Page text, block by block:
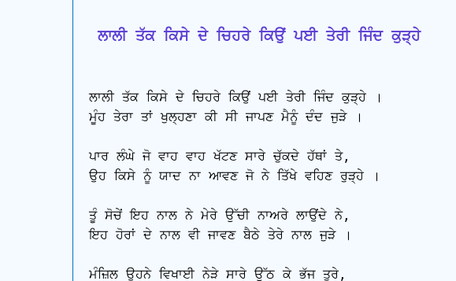
ਲਾਲੀ ਤੱਕ ਕਿਸੇ ਦੇ ਚਿਹਰੇ ਕਿਉਂ ਪਈ ਤੇਰੀ ਜਿੰਦ ਕੁੜ੍ਹੇ
ਲਾਲੀ ਤੱਕ ਕਿਸੇ ਦੇ ਚਿਹਰੇ ਕਿਉਂ ਪਈ ਤੇਰੀ ਜਿੰਦ ਕੁੜ੍ਹੇ ।
ਮੂੰਹ ਤੇਰਾ ਤਾਂ ਖੁਲ੍ਹਣਾ ਕੀ ਸੀ ਜਾਪਣ ਮੈਨੂੰ ਦੰਦ ਜੁੜੇ ।
ਪਾਰ ਲੰਘੇ ਜੋ ਵਾਹ ਵਾਹ ਖੱਟਣ ਸਾਰੇ ਚੁੱਕਦੇ ਹੱਥਾਂ ਤੇ,
ਉਹ ਕਿਸੇ ਨੂੰ ਯਾਦ ਨਾ ਆਵਣ ਜੋ ਨੇ ਤਿੱਖੇ ਵਹਿਣ ਰੁੜ੍ਹੇ ।
ਤੂੰ ਸੋਚੇਂ ਇਹ ਨਾਲ ਨੇ ਮੇਰੇ ਉੱਚੀ ਨਾਅਰੇ ਲਾਉਂਦੇ ਨੇ,
ਇਹ ਹੋਰਾਂ ਦੇ ਨਾਲ ਵੀ ਜਾਵਣ ਬੈਠੇ ਤੇਰੇ ਨਾਲ ਜੁੜੇ ।
ਮੰਜ਼ਿਲ ਉਹਨੇ ਵਿਖਾਈ ਨੇੜੇ ਸਾਰੇ ਉੱਠ ਕੇ ਭੱਜ ਤੁਰੇ,